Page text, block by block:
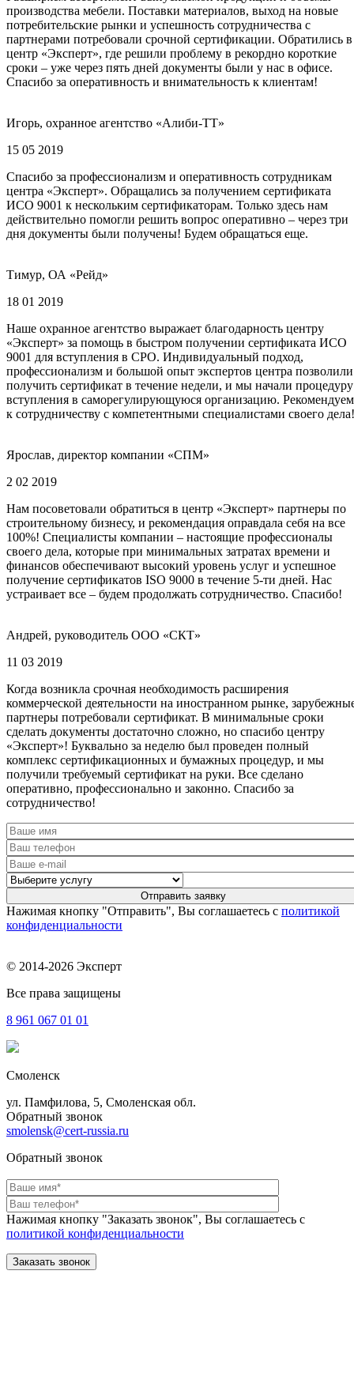
производства мебели. Поставки материалов, выход на новые
потребительские рынки и успешность сотрудничества с
партнерами потребовали срочной сертификации. Обратились в
центр «Эксперт», где решили проблему в рекордно короткие
сроки – уже через пять дней документы были у нас в офисе.
Спасибо за оперативность и внимательность к клиентам!
Игорь, охранное агентство «Алиби-ТТ»
15 05 2019
Спасибо за профессионализм и оперативность сотрудникам
центра «Эксперт». Обращались за получением сертификата
ИСО 9001 к нескольким сертификаторам. Только здесь нам
действительно помогли решить вопрос оперативно – через три
дня документы были получены! Будем обращаться еще.
Тимур, ОА «Рейд»
18 01 2019
Наше охранное агентство выражает благодарность центру
«Эксперт» за помощь в быстром получении сертификата ИСО
9001 для вступления в СРО. Индивидуальный подход,
профессионализм и большой опыт экспертов центра позволили
получить сертификат в течение недели, и мы начали процедуру
вступления в саморегулирующуюся организацию. Рекомендуем
к сотрудничеству с компетентными специалистами своего дела!
Ярослав, директор компании «СПМ»
2 02 2019
Нам посоветовали обратиться в центр «Эксперт» партнеры по
строительному бизнесу, и рекомендация оправдала себя на все
100%! Специалисты компании – настоящие профессионалы
своего дела, которые при минимальных затратах времени и
финансов обеспечивают высокий уровень услуг и успешное
получение сертификатов ISO 9000 в течение 5-ти дней. Нас
устраивает все – будем продолжать сотрудничество. Спасибо!
Андрей, руководитель ООО «СКТ»
11 03 2019
Когда возникла срочная необходимость расширения
коммерческой деятельности на иностранном рынке,
партнеры потребовали сертификат. В минимальные сроки
сделать документы достаточно сложно, но спасибо центру
«Эксперт»! Буквально за неделю был проведен полный
комплекс сертификационных и бумажных процедур, и мы
получили требуемый сертификат на руки. Все сделано
оперативно, профессионально и законно. Спасибо за
сотрудничество!
Нажимая кнопку "Отправить", Вы соглашаетесь с политикой
конфиденциальности
© 2014-2026 Эксперт
Все права защищены
8 961 067 01 01
Смоленск
ул. Памфилова, 5, Смоленская обл.
Обратный звонок
smolensk@cert-russia.ru
Обратный звонок
Нажимая кнопку "Заказать звонок", Вы соглашаетесь с
политикой конфиденциальности